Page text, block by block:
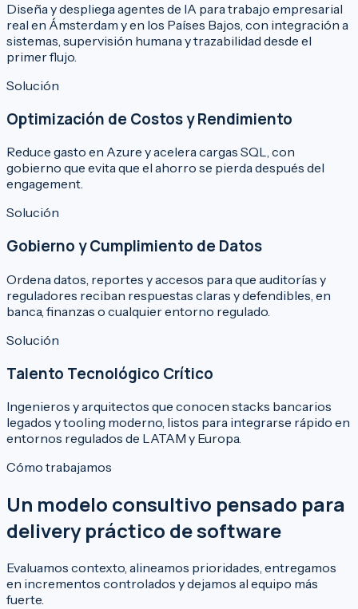
Diseña y despliega agentes de IA para trabajo empresarial
real en Ámsterdam y en los Países Bajos, con integración a
sistemas, supervisión humana y trazabilidad desde el
primer flujo.
Solución
Optimización de Costos y Rendimiento
Reduce gasto en Azure y acelera cargas SQL, con
gobierno que evita que el ahorro se pierda después del
engagement.
Solución
Gobierno y Cumplimiento de Datos
Ordena datos, reportes y accesos para que auditorías y
reguladores reciban respuestas claras y defendibles, en
banca, finanzas o cualquier entorno regulado.
Solución
Talento Tecnológico Crítico
Ingenieros y arquitectos que conocen stacks bancarios
legados y tooling moderno, listos para integrarse rápido en
entornos regulados de LATAM y Europa.
Cómo trabajamos
Un modelo consultivo pensado para
delivery práctico de software
Evaluamos contexto, alineamos prioridades, entregamos
en incrementos controlados y dejamos al equipo más
fuerte.